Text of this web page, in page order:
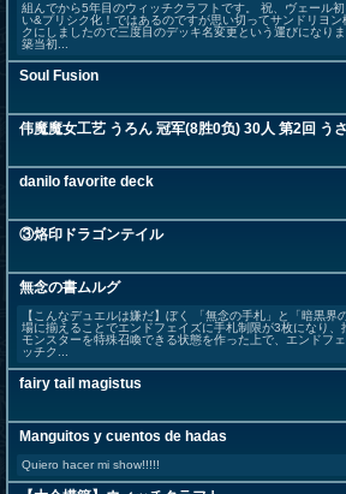
組んでから5年目のウィッチクラフトです。 祝、ヴェール
い&プリシク化！ではあるのですが思い切ってサンドリヨン
クにしましたので三度目のデッキ名変更という運びになり
築当初...
Soul Fusion
伟魔魔女工艺 うろん 冠军(8胜0负) 30人 第2回 う
danilo favorite deck
③烙印ドラゴンテイル
無念の書ムルグ
【こんなデュエルは嫌だ】ぼく 「無念の手札」と「暗黒界
場に揃えることでエンドフェイズに手札制限が3枚になり、
モンスターを特殊召喚できる状態を作った上で、エンドフ
ッチク...
fairy tail magistus
Manguitos y cuentos de hadas
Quiero hacer mi show!!!!!